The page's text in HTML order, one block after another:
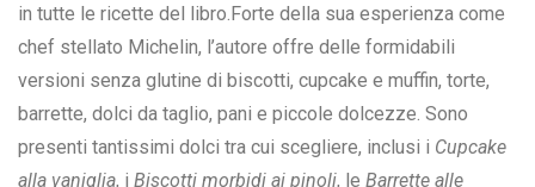
in tutte le ricette del libro.Forte della sua esperienza come
chef stellato Michelin, l’autore offre delle formidabili
versioni senza glutine di biscotti, cupcake e muffin, torte,
barrette, dolci da taglio, pani e piccole dolcezze. Sono
presenti tantissimi dolci tra cui scegliere, inclusi i Cupcake
alla vaniglia, i Biscotti morbidi ai pinoli, le Barrette alle